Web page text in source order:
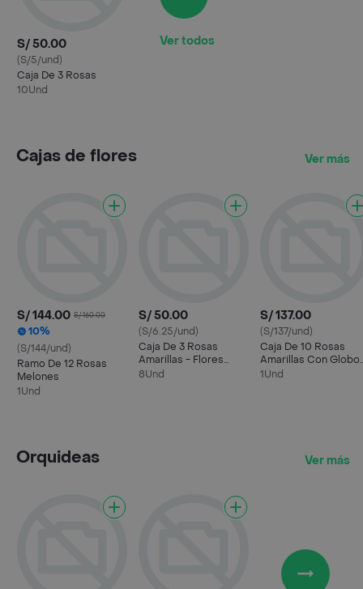
S/ 50.00
(S/5/und)
Caja De 3 Rosas
10Und
Ver todos
Cajas de flores Ver más
S/ 144.00 S/ 160.00
10%
(S/144/und)
Ramo De 12 Rosas
Melones
1Und
S/ 50.00
(S/6.25/und)
Caja De 3 Rosas
Amarillas - Flores
Amarillas
8Und
S/ 137.00
(S/137/und)
Caja De 10 Rosas
Amarillas Con Globo
Eres Mi Sol En
1Und
Orquideas Ver más